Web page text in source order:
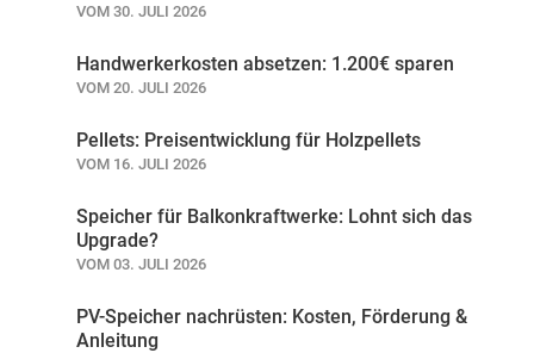
VOM 30. JULI 2026
Handwerkerkosten absetzen: 1.200€ sparen
VOM 20. JULI 2026
Pellets: Preisentwicklung für Holzpellets
VOM 16. JULI 2026
Speicher für Balkonkraftwerke: Lohnt sich das
Upgrade?
VOM 03. JULI 2026
PV-Speicher nachrüsten: Kosten, Förderung &
Anleitung